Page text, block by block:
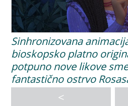
Sinhronizovana
bioskopsko platno
potpuno nove likove
fantastično ostrvo
<